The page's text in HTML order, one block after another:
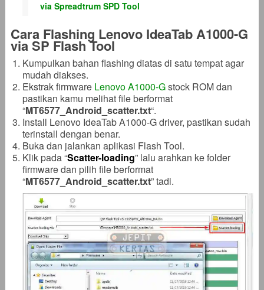
via Spreadtrum SPD Tool
Cara Flashing Lenovo IdeaTab A1000-G
via SP Flash Tool
Kumpulkan bahan flashing diatas di satu tempat agar
mudah diakses.
Ekstrak firmware Lenovo A1000-Gstock ROM dan
pastikan kamu melihat file berformat
“MT6577_Android_scatter.txt“.
Install Lenovo IdeaTab A1000-G driver, pastikan sudah
terinstall dengan benar.
Buka dan jalankan aplikasi Flash Tool.
Klik pada “Scatter-loading” lalu arahkan ke folder
firmware dan pilih file berformat
“MT6577_Android_scatter.txt” tadi.